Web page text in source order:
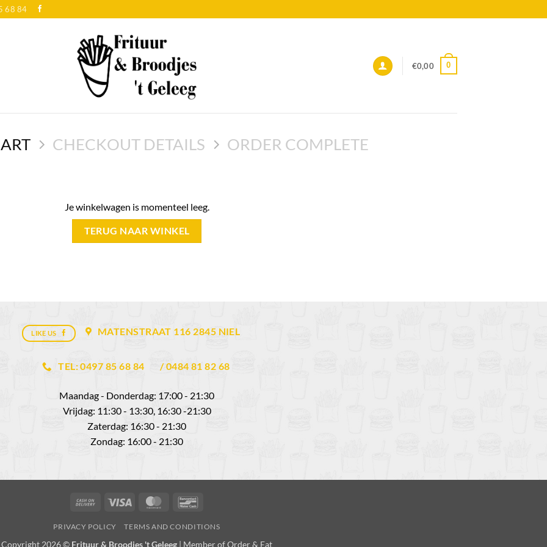
68 84
€0,00 0
CHECKOUT DETAILS ORDER COMPLETE
Je winkelwagen is momenteel leeg.
TERUG NAAR WINKEL
LIKE US MATENSTRAAT 116 2845 NIEL
TEL: 0497 85 68 84 / 0484 81 82 68
Maandag - Donderdag: 17:00 - 21:30
Vrijdag: 11:30 - 13:30, 16:30 -21:30
Zaterdag: 16:30 - 21:30
Zondag: 16:00 - 21:30
Cash
Delivery
Visa MasterCard
PRIVACY POLICY TERMS AND CONDITIONS
Copyright 2026 © Frituur & Broodjes 't Geleeg | Member ofOrder & Eat